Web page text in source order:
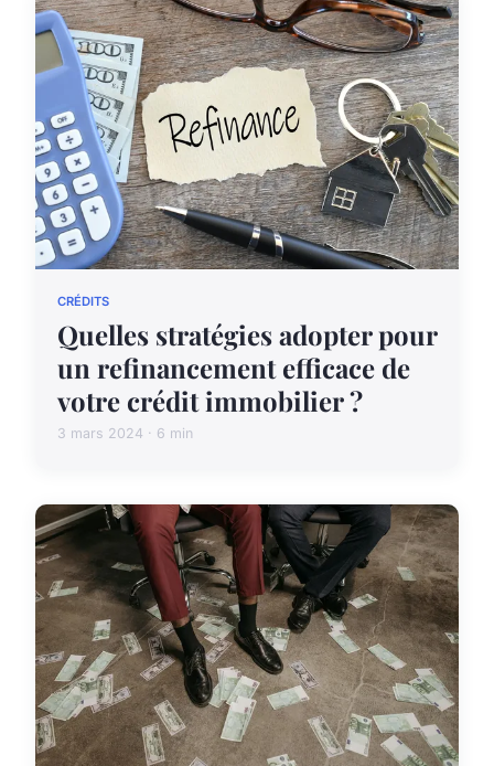
CRÉDITS
Quelles stratégies adopter pour
un refinancement efficace de
votre crédit immobilier ?
3 mars 2024 · 6 min